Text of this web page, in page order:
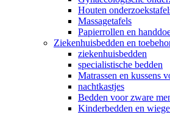
Houten
Massagetafels
Papierrollen en
Ziekenhuisbedden en
ziekenhuisbedden
specialistische bedden
Matrassen en kussens
nachtkastjes
Bedden voor zware
Kinderbedden en